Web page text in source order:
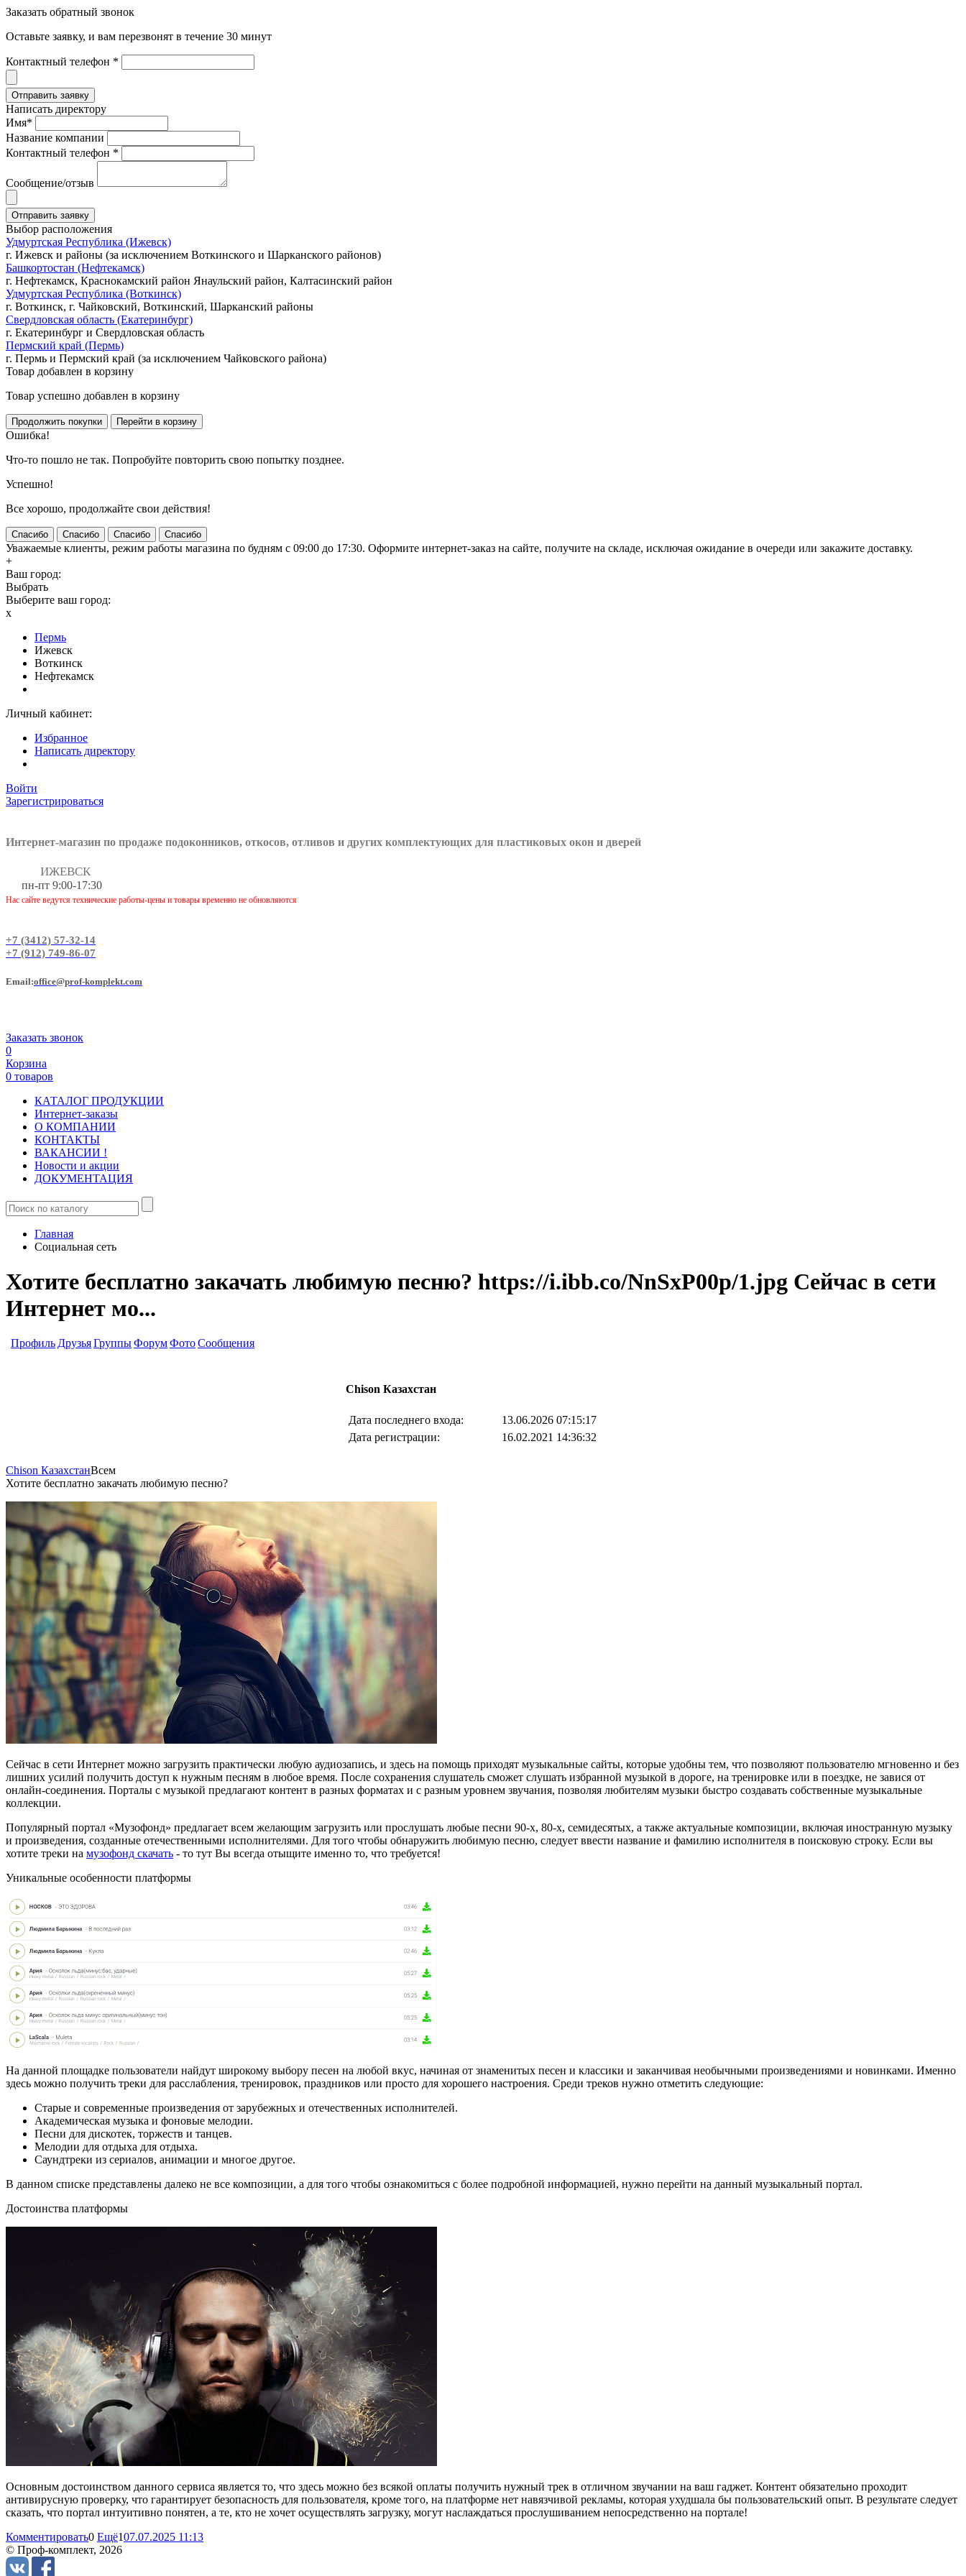
Заказать обратный звонок
Оставьте заявку, и вам перезвонят в течение 30 минут
Контактный телефон *
Написать директору
Имя*
Название компании
Контактный телефон *
Сообщение/отзыв
Выбор расположения
Удмуртская Республика (Ижевск)
г. Ижевск и районы (за исключением Воткинского и Шарканского районов)
Башкортостан (Нефтекамск)
г. Нефтекамск, Краснокамский район Янаульский район, Калтасинский район
Удмуртская Республика (Воткинск)
г. Воткинск, г. Чайковский, Воткинский, Шарканский районы
Свердловская область (Екатеринбург)
г. Екатеринбург и Свердловская область
Пермский край (Пермь)
г. Пермь и Пермский край (за исключением Чайковского района)
Товар добавлен в корзину
Товар успешно добавлен в корзину
Ошибка!
Что-то пошло не так. Попробуйте повторить свою попытку позднее.
Успешно!
Все хорошо, продолжайте свои действия!
Спасибо Спасибо Спасибо Спасибо
Уважаемые клиенты, режим работы магазина по будням с 09:00 до 17:30. Оформите интернет-заказ на сайте, получите на складе, исключая ожидание в очереди или закажите доставку.
+
Ваш город:
Выбрать
Выберите ваш город:
x
Пермь
Ижевск
Воткинск
Нефтекамск
Личный кабинет:
Избранное
Написать директору
Войти
Зарегистрироваться
Интернет-магазин по продаже подоконников, откосов, отливов и других комплектующих для пластиковых окон и дверей
ИЖЕВСК
пн-пт 9:00-17:30
Нас сайте ведутся технические работы-цены и товары временно не обновляются
+7 (3412) 57-32-14
+7 (912) 749-86-07
Еmail:office@prof-komplekt.com
Заказать звонок
0
Корзина
0 товаров
КАТАЛОГ ПРОДУКЦИИ
Интернет-заказы
О КОМПАНИИ
КОНТАКТЫ
ВАКАНСИИ !
Новости и акции
ДОКУМЕНТАЦИЯ
Главная
Социальная сеть
Хотите бесплатно закачать любимую песню? https://i.ibb.co/NnSxP00p/1.jpg Сейчас в сети
Интернет мо...
ПрофильДрузьяГруппыФорумФотоСообщения
Chison Казахстан
Дата последнего входа:
13.06.2026 07:15:17
Дата регистрации:
16.02.2021 14:36:32
Chison КазахстанВсем
Хотите бесплатно закачать любимую песню?
Сейчас в сети Интернет можно загрузить практически любую аудиозапись, и здесь на помощь приходят музыкальные сайты, которые удобны тем, что позволяют пользователю мгновенно и без
лишних усилий получить доступ к нужным песням в любое время. После сохранения слушатель сможет слушать избранной музыкой в дороге, на тренировке или в поездке, не завися от
онлайн-соединения. Порталы с музыкой предлагают контент в разных форматах и с разным уровнем звучания, позволяя любителям музыки быстро создавать собственные музыкальные
коллекции.
Популярный портал «Музофонд» предлагает всем желающим загрузить или прослушать любые песни 90-х, 80-х, семидесятых, а также актуальные композиции, включая иностранную музыку
и произведения, созданные отечественными исполнителями. Для того чтобы обнаружить любимую песню, следует ввести название и фамилию исполнителя в поисковую строку. Если вы
хотите треки на музофонд скачать - то тут Вы всегда отыщите именно то, что требуется!
Уникальные особенности платформы
На данной площадке пользователи найдут широкому выбору песен на любой вкус, начиная от знаменитых песен и классики и заканчивая необычными произведениями и новинками. Именно
здесь можно получить треки для расслабления, тренировок, праздников или просто для хорошего настроения. Среди треков нужно отметить следующие:
Старые и современные произведения от зарубежных и отечественных исполнителей.
Академическая музыка и фоновые мелодии.
Песни для дискотек, торжеств и танцев.
Мелодии для отдыха для отдыха.
Саундтреки из сериалов, анимации и многое другое.
В данном списке представлены далеко не все композиции, а для того чтобы ознакомиться с более подробной информацией, нужно перейти на данный музыкальный портал.
Достоинства платформы
Основным достоинством данного сервиса является то, что здесь можно без всякой оплаты получить нужный трек в отличном звучании на ваш гаджет. Контент обязательно проходит
антивирусную проверку, что гарантирует безопасность для пользователя, кроме того, на платформе нет навязчивой рекламы, которая ухудшала бы пользовательский опыт. В результате следует
сказать, что портал интуитивно понятен, а те, кто не хочет осуществлять загрузку, могут наслаждаться прослушиванием непосредственно на портале!
Комментировать0 Ещё107.07.2025 11:13
© Проф-комплект, 2026